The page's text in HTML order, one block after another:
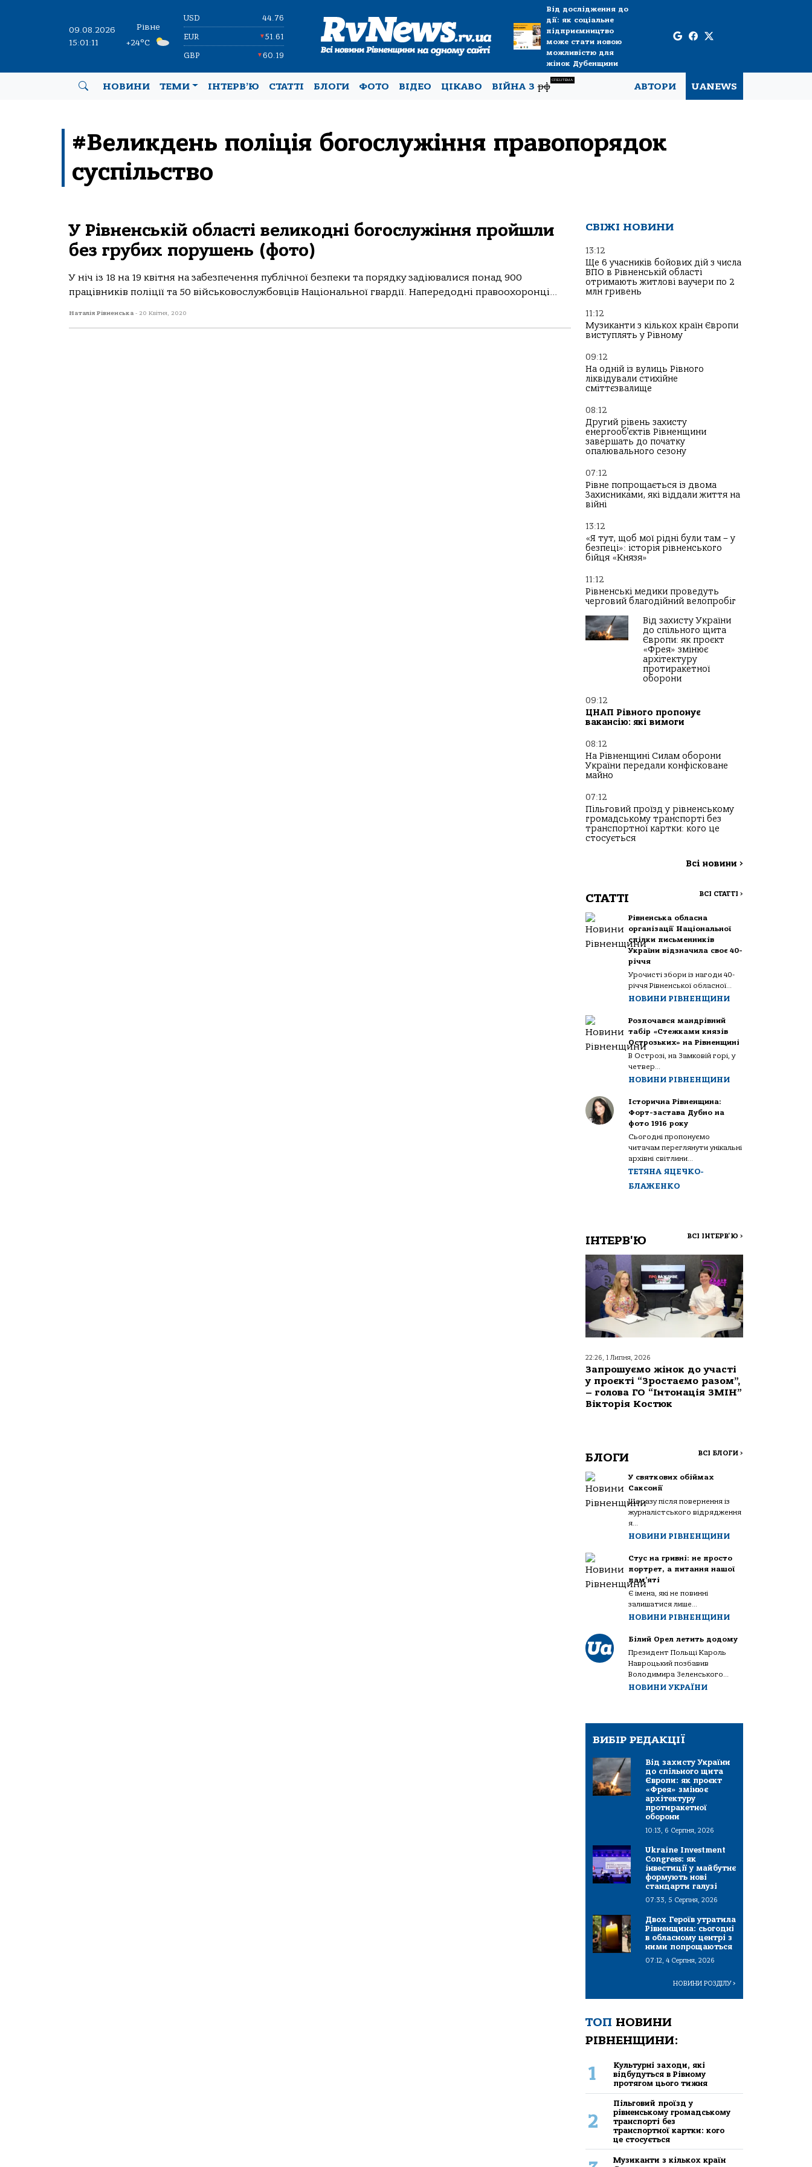
09.08.2026
15:01:11
Рівне
+24°C
USD 44.76
EUR ▼51.61
GBP ▼60.19
Від дослідження до
дії: як соціальне
підприємництво
може стати новою
можливістю для
жінок Дубенщини
НОВИНИ ТЕМИ ІНТЕРВ’Ю СТАТТІ БЛОГИ ФОТО ВІДЕО ЦІКАВО ВІЙНА Зрф
СПЕЦТЕМА
АВТОРИ UANEWS
#Великдень поліція богослужіння правопорядок
суспільство
У Рівненській області великодні богослужіння пройшли
без грубих порушень (фото)
У ніч із 18 на 19 квітня на забезпечення публічної безпеки та порядку задіювалися понад 900
працівників поліції та 50 військовослужбовців Національної гвардії. Напередодні правоохоронці...
Наталія Рівненська - 20 Квітня, 2020
СВІЖІ НОВИНИ
13:12
Ще 6 учасників бойових дій з числа
ВПО в Рівненській області
отримають житлові ваучери по 2
млн гривень
11:12
Музиканти з кількох країн Європи
виступлять у Рівному
09:12
На одній із вулиць Рівного
ліквідували стихійне
сміттєзвалище
08:12
Другий рівень захисту
енергооб’єктів Рівненщини
завершать до початку
опалювального сезону
07:12
Рівне попрощається із двома
Захисниками, які віддали життя на
війні
13:12
«Я тут, щоб мої рідні були там – у
безпеці»: історія рівненського
бійця «Князя»
11:12
Рівненські медики проведуть
черговий благодійний велопробіг
Від захисту України
до спільного щита
Європи: як проєкт
«Фрея» змінює
архітектуру
протиракетної
оборони
09:12
ЦНАП Рівного пропонує
вакансію: які вимоги
08:12
На Рівненщині Силам оборони
України передали конфісковане
майно
07:12
Пільговий проїзд у рівненському
громадському транспорті без
транспортної картки: кого це
стосується
Всі новини >
СТАТТІ ВСІ СТАТТІ >
Рівненська обласна
організації Національної
спілки письменників
України відзначила своє 40-
річчя
Урочисті збори із нагоди 40-
річчя Рівненської обласної...
НОВИНИ РІВНЕНЩИНИ
Розпочався мандрівний
табір «Стежками князів
Острозьких» на Рівненщині
В Острозі, на Замковій горі, у
четвер...
НОВИНИ РІВНЕНЩИНИ
Історична Рівненщина:
Форт-застава Дубно на
фото 1916 року
Сьогодні пропонуємо
читачам переглянути унікальні
архівні світлини...
ТЕТЯНА ЯЦЕЧКО-
БЛАЖЕНКО
ІНТЕРВ'Ю ВСІ ІНТЕРВ'Ю >
22:26, 1 Липня, 2026
Запрошуємо жінок до участі
у проєкті “Зростаємо разом”,
– голова ГО “Інтонація ЗМІН”
Вікторія Костюк
БЛОГИ ВСІ БЛОГИ >
У святкових обіймах
Саксонії
Щоразу після повернення із
журналістського відрядження
я...
НОВИНИ РІВНЕНЩИНИ
Стус на гривні: не просто
портрет, а питання нашої
пам’яті
Є імена, які не повинні
залишатися лише...
НОВИНИ РІВНЕНЩИНИ
Білий Орел летить додому
Президент Польщі Кароль
Навроцький позбавив
Володимира Зеленського...
НОВИНИ УКРАЇНИ
ВИБІР РЕДАКЦІЇ
Від захисту України
до спільного щита
Європи: як проєкт
«Фрея» змінює
архітектуру
протиракетної
оборони
10:13, 6 Серпня, 2026
Ukraine Investment
Congress: як
інвестиції у майбутнє
формують нові
стандарти галузі
07:33, 5 Серпня, 2026
Двох Героїв утратила
Рівненщина: сьогодні
в обласному центрі з
ними попрощаються
07:12, 4 Серпня, 2026
НОВИНИ РОЗДІЛУ>
ТОП НОВИНИ
РІВНЕНЩИНИ:
1
Культурні заходи, які
відбудуться в Рівному
протягом цього тижня
2
Пільговий проїзд у
рівненському громадському
транспорті без
транспортної картки: кого
це стосується
Музиканти з кількох країн